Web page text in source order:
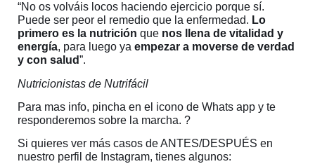
“No os volváis locos haciendo ejercicio porque sí.
Puede ser peor el remedio que la enfermedad. Lo
primero es la nutrición que nos llena de vitalidad y
energía, para luego ya empezar a moverse de verdad
y con salud”.
Nutricionistas de Nutrifácil
Para mas info, pincha en el icono de Whats app y te
responderemos sobre la marcha. ?
Si quieres ver más casos de ANTES/DESPUÉS en
nuestro perfil de Instagram, tienes algunos: